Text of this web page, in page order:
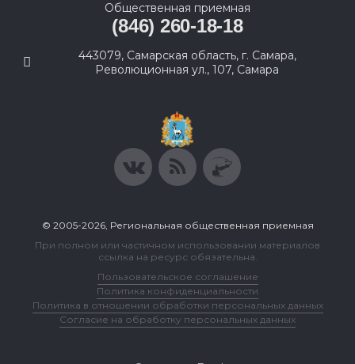
Общественная приемная
(846) 260-18-18
443079, Самарская область, г. Самара,
Революционная ул., 107, Самара
© 2005-2026, Региональная общественная приемная
При полном или частичном использовании материалов
ссылка на ресурс обязательна.
Пользовательское соглашение
Политика конфиденциальности
Политика в отношении обработки персональных данных
Согласие на обработку персональных данных